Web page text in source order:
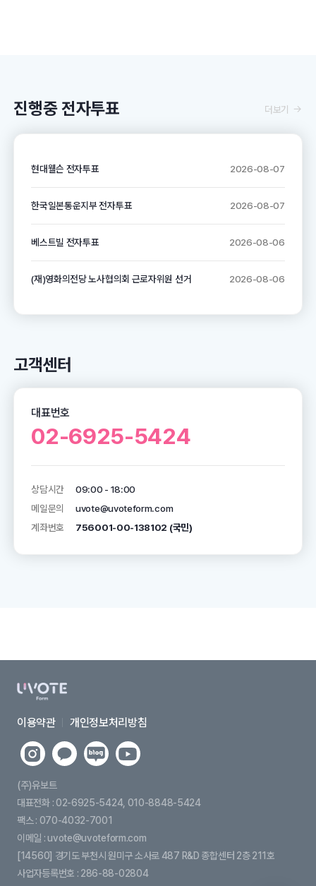
진행중 전자투표 더보기
현대웰슨 전자투표 2026-08-07
한국일본통운지부 전자투표 2026-08-07
베스트빌 전자투표 2026-08-06
(재)영화의전당 노사협의회 근로자위원 선거 2026-08-06
고객센터
대표번호
02-6925-5424
상담시간
09:00 - 18:00
메일문의
uvote@uvoteform.com
계좌번호
756001-00-138102 (국민)
이용약관
개인정보처리방침
유
보
트
인
스
타
그
램
유
보
카
카
오
톡
유
보
네
이
버
블
로
그
유
튜
(주)유보트
대표전화 : 02-6925-5424, 010-8848-5424
팩스 : 070-4032-7001
이메일 : uvote@uvoteform.com
[14560] 경기도 부천시 원미구 소사로 487 R&D 종합센터 2층 211호
사업자등록번호 : 286-88-02804